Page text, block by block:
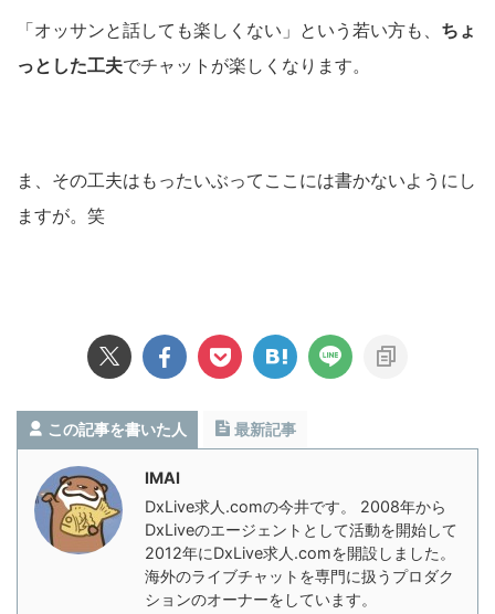
「オッサンと話しても楽しくない」という若い方も、 ちょ
っとした工夫でチャットが楽しくなります。
ま、その工夫はもったいぶってここには書かないようにし
ますが。笑
この記事を書いた人 最新記事
IMAI
DxLive求人.comの今井です。 2008年から
DxLiveのエージェントとして活動を開始して
2012年にDxLive求人.comを開設しました。
海外のライブチャットを専門に扱うプロダク
ションのオーナーをしています。